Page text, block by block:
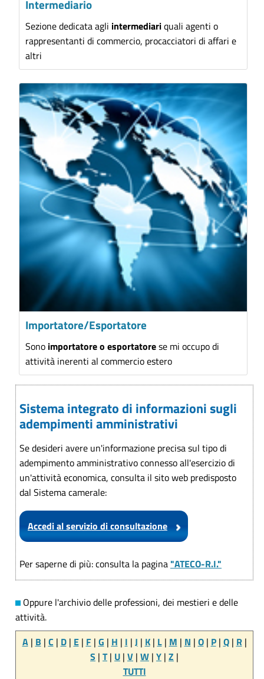
Intermediario
Sezione dedicata agli intermediariquali agenti o
rappresentanti di commercio, procacciatori di affari e
altri
Importatore/Esportatore
Sono importatore o esportatorese mi occupo di
attività inerenti al commercio estero
Sistema integrato di informazioni sugli
adempimenti amministrativi
Se desideri avere un'informazione precisa sul tipo di
adempimento amministrativo connesso all'esercizio di
un'attività economica, consulta il sito web predisposto
dal Sistema camerale:
Accedi al servizio di consultazione
Per saperne di più: consulta la pagina"ATECO-R.I."
Oppure l'archivio delle professioni, dei mestieri e delle
attività.
A| B | C | D| E| F| G | H | I | J | K| L| M | N | O| P| Q| R|
S | T| U | V | W | Y | Z |
TUTTI